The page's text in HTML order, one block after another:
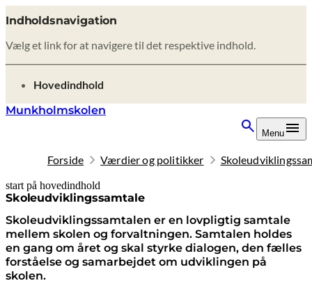
Indholdsnavigation
Vælg et link for at navigere til det respektive indhold.
gå til
Hovedindhold
Munkholmskolen
Menu
Forside Værdier og politikker
start på hovedindhold
Skoleudviklingssamtale
Skoleudviklingssamtalen er en lovpligtig samtale
mellem skolen og forvaltningen. Samtalen holdes
en gang om året og skal styrke dialogen, den fælles
forståelse og samarbejdet om udviklingen på
skolen.
senest opdateret 9. februar 2026